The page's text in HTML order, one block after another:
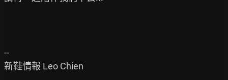
--
新鞋情報 Leo Chien